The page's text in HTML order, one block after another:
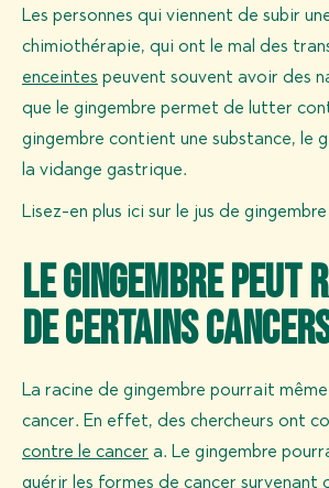
Les personnes qui viennent de subir
chimiothérapie, qui ont le mal des
enceintes peuvent souvent avoir des
que le gingembre permet de lutter
gingembre contient une substance, le
la vidange gastrique.
Lisez-en plus ici sur le jus de gingembre
Le gingembre
de certains
La racine de gingembre pourrait
cancer. En effet, des chercheurs ont
contre le cancer a. Le gingembre
guérir les formes de cancer survenant